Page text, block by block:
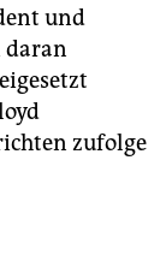
und
daran
zufolge